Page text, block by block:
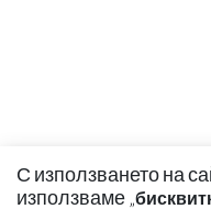
С използването на
използваме „